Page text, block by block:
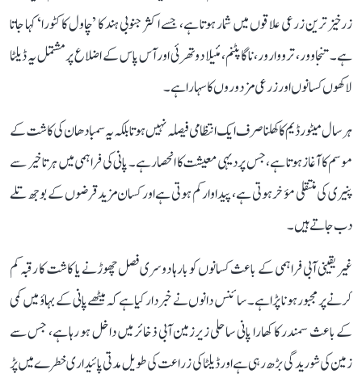
زرخیز ترین زرعی علاقوں میں شمار ہوتا ہے، جسے اکثر جنوبی ہند کا ’چاول کا کٹورا‘ کہا جاتا
ہے۔ تنجاوور، ترووارور، ناگاپٹنم، مئیلا دوتھرئی اور آس پاس کے اضلاع پر مشتمل یہ ڈیلٹا
لاکھوں کسانوں اور زرعی مزدوروں کا سہارا ہے۔
ہر سال میٹور ڈیم کا کھلنا صرف ایک انتظامی فیصلہ نہیں ہوتا بلکہ یہ سمبا دھان کی کاشت کے
موسم کا آغاز ہوتا ہے، جس پر دیہی معیشت کا انحصار ہے۔ پانی کی فراہمی میں ہر تاخیر سے
پنیری کی منتقلی مؤخر ہوتی ہے، پیداوار کم ہوتی ہے اور کسان مزید قرضوں کے بوجھ تلے
دب جاتے ہیں۔
غیر یقینی آبی فراہمی کے باعث کسانوں کو بارہا دوسری فصل چھوڑنے یا کاشت کا رقبہ کم
کرنے پر مجبور ہونا پڑا ہے۔ سائنس دانوں نے خبردار کیا ہے کہ میٹھے پانی کے بہاؤ میں کمی
کے باعث سمندر کا کھارا پانی ساحلی زیرزمین آبی ذخائر میں داخل ہو رہا ہے، جس سے
زمین کی شوریدگی بڑھ رہی ہے اور ڈیلٹا کی زراعت کی طویل مدتی پائیداری خطرے میں پڑ